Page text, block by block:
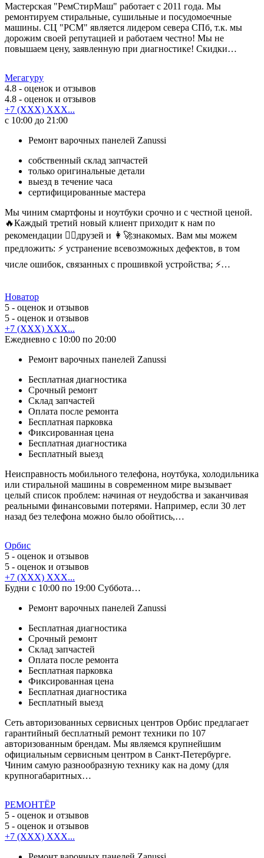
Мастерская "РемСтирМаш" работает с 2011 года. Мы
ремонтируем стиральные, сушильные и посудомоечные
машины. СЦ "РСМ" является лидером севера СПб, т.к. мы
дорожим своей репутацией и работаем честно! Мы не
повышаем цену, заявленную при диагностике! Скидки…
Мегагуру
4.8 - оценок и отзывов
4.8 - оценок и отзывов
+7 (XXX) XXX...
с 10:00 до 21:00
Ремонт варочных панелей Zanussi
собственный склад запчастей
только оригинальные детали
выезд в течение часа
сертифицированные мастера
Мы чиним смартфоны и ноутбуки срочно и с честной ценой.
🔥Каждый третий новый клиент приходит к нам по
рекомендации 🙋‍♀️друзей и 👩‍🚀знакомых. Вам мы можем
предложить: ⚡️ устранение всевозможных дефектов, в том
числе ошибок, связанных с прошивкой устройства; ⚡️…
Новатор
5 - оценок и отзывов
5 - оценок и отзывов
+7 (XXX) XXX...
Ежедневно с 10:00 по 20:00
Ремонт варочных панелей Zanussi
Бесплатная диагностика
Срочный ремонт
Cклад запчастей
Оплата после ремонта
Бесплатная парковка
Фиксированная цена
Бесплатная диагностика
Бесплатный выезд
Неисправность мобильного телефона, ноутбука, холодильника
или стиральной машины в современном мире вызывает
целый список проблем: начиная от неудобства и заканчивая
реальными финансовыми потерями. Например, если 30 лет
назад без телефона можно было обойтись,…
Орбис
5 - оценок и отзывов
5 - оценок и отзывов
+7 (XXX) XXX...
Будни с 10:00 по 19:00 Суббота…
Ремонт варочных панелей Zanussi
Бесплатная диагностика
Срочный ремонт
Cклад запчастей
Оплата после ремонта
Бесплатная парковка
Фиксированная цена
Бесплатная диагностика
Бесплатный выезд
Сеть авторизованных сервисных центров Орбис предлагает
гарантийный бесплатный ремонт техники по 107
авторизованным брендам. Мы являемся крупнейшим
официальным сервисным центром в Санкт-Петербурге.
Чиним самую разнообразную технику как на дому (для
крупногабаритных…
РЕМОНТЁР
5 - оценок и отзывов
5 - оценок и отзывов
+7 (XXX) XXX...